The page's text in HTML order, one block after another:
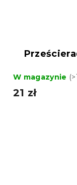
W magazynie
21 zł